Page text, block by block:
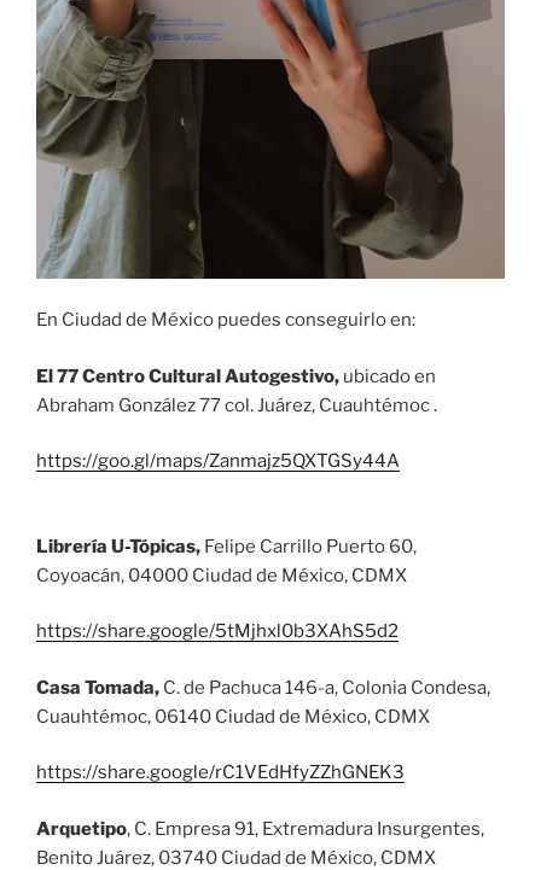
En Ciudad de México puedes conseguirlo en:
El 77 Centro Cultural Autogestivo, ubicado en
Abraham González 77 col. Juárez, Cuauhtémoc .
https://goo.gl/maps/Zanmajz5QXTGSy44A
Librería U-Tópicas, Felipe Carrillo Puerto 60,
Coyoacán, 04000 Ciudad de México, CDMX
https://share.google/5tMjhxl0b3XAhS5d2
Casa Tomada, C. de Pachuca 146-a, Colonia Condesa,
Cuauhtémoc, 06140 Ciudad de México, CDMX
https://share.google/rC1VEdHfyZZhGNEK3
Arquetipo, C. Empresa 91, Extremadura Insurgentes,
Benito Juárez, 03740 Ciudad de México, CDMX